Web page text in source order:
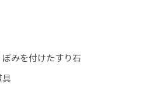
みを付けたすり石
具